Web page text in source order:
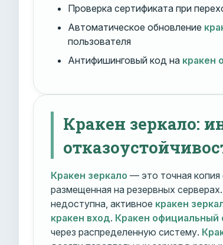
Проверка сертификата при
Автоматическое обновление
пользователя
Антифишинговый код на кракен
Кракен зеркало:
Кракен зеркало — это точная копия
размещенная на резервных
недоступна, активное кракен
кракен вход. Кракен официальный
через распределенную систему.